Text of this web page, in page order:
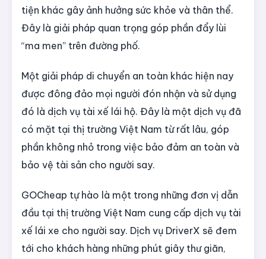
tiện khác gây ảnh hưởng sức khỏe và thân thể.
Đây là giải pháp quan trọng góp phần đẩy lùi
“ma men” trên đường phố.
Một giải pháp di chuyển an toàn khác hiện nay
được đông đảo mọi người đón nhận và sử dụng
đó là dịch vụ tài xế lái hộ. Đây là một dịch vụ đã
có mặt tại thị trường Việt Nam từ rất lâu, góp
phần không nhỏ trong việc bảo đảm an toàn và
bảo vệ tài sản cho người say.
GOCheap tự hào là một trong những đơn vị dẫn
đầu tại thị trường Việt Nam cung cấp dịch vụ tài
xế lái xe cho người say. Dịch vụ DriverX sẽ đem
tới cho khách hàng những phút giây thư giãn,